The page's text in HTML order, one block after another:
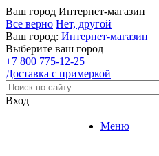
Ваш город Интернет-магазин
Все верно Нет, другой
Ваш город: Интернет-магазин
Выберите ваш город
+7 800 775-12-25
Доставка с примеркой
Вход
Меню